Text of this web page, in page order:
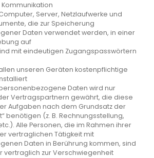
Server, Netzlaufwerke und
die zur Speicherung
Daten verwendet werden, in einer
auf
mit eindeutigen Zugangspasswörtern
unseren Geräten kostenpflichtige
Daten wird nur
Vertragspartnern gewährt, die diese
Aufgaben nach dem Grundsatz der
benötigen (z. B. Rechnungsstellung,
Alle Personen, die im Rahmen ihrer
vertraglichen Tätigkeit mit
Daten in Berührung kommen, sind
vertraglich zur Verschwiegenheit